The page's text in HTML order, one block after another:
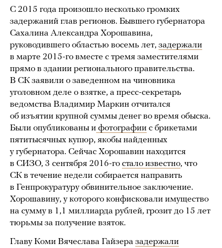
С 2015 года произошло несколько громких
задержаний глав регионов. Бывшего губернатора
Сахалина Александра Хорошавина,
руководившего областью восемь лет, задержали
в марте 2015-го вместе с тремя заместителями
прямо в здании регионального правительства.
В СК заявили о заведенном на чиновника
уголовном деле о взятке, а пресс-секретарь
ведомства Владимир Маркин отчитался
об изъятии крупной суммы денег во время обыска.
Были опубликованы и фотографии с брикетами
пятитысячных купюр, якобы найденных
у губернатора. Сейчас Хорошавин находится
в СИЗО, 3 сентября 2016-го стало известно, что
СК в течение недели собирается направить
в Генпрокуратуру обвинительное заключение.
Хорошавину, у которого конфисковали имущество
на сумму в 1,1 миллиарда рублей, грозит до 15 лет
тюрьмы за получение взяток.
Главу Коми Вячеслава Гайзера задержали